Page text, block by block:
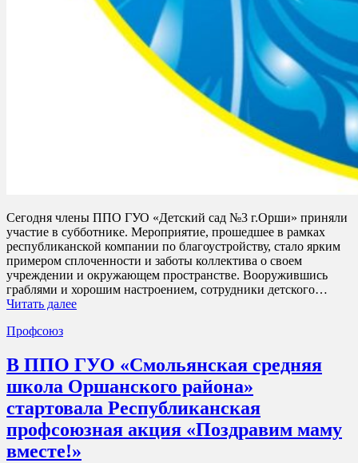
Сегодня члены ППО ГУО «Детский сад №3 г.Орши» приняли
участие в субботнике. Мероприятие, прошедшее в рамках
республиканской компании по благоустройству, стало ярким
примером сплоченности и заботы коллектива о своем
учреждении и окружающем пространстве. Вооружившись
граблями и хорошим настроением, сотрудники детского…
Читать далее
Профсоюз
В ППО ГУО «Смольянская средняя
школа Оршанского района»
стартовала Республиканская
профсоюзная акция «Поздравим маму
вместе!»